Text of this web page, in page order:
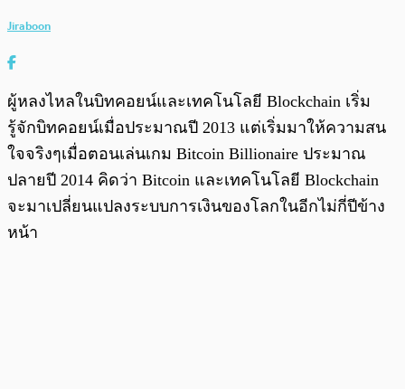
Jiraboon
ผู้หลงไหลในบิทคอยน์และเทคโนโลยี Blockchain เริ่ม
รู้จักบิทคอยน์เมื่อประมาณปี 2013 แต่เริ่มมาให้ความสน
ใจจริงๆเมื่อตอนเล่นเกม Bitcoin Billionaire ประมาณ
ปลายปี 2014 คิดว่า Bitcoin และเทคโนโลยี Blockchain
จะมาเปลี่ยนแปลงระบบการเงินของโลกในอีกไม่กี่ปีข้าง
หน้า